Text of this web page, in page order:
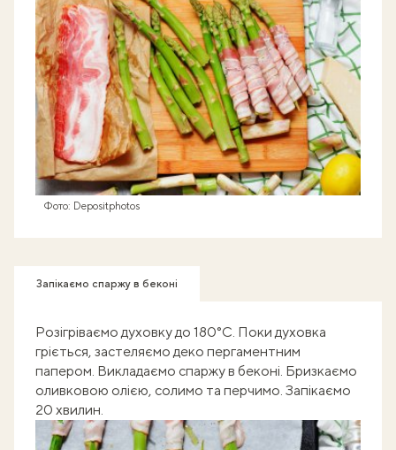
Фото: Depositphotos
Запікаємо спаржу в беконі
Розігріваємо духовку до 180°C. Поки духовка
гріється, застеляємо деко пергаментним
папером. Викладаємо спаржу в беконі. Бризкаємо
оливковою олією, солимо та перчимо. Запікаємо
20 хвилин.